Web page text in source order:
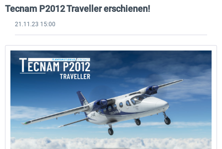
Tecnam P2012 Traveller erschienen!
21.11.23 15:00